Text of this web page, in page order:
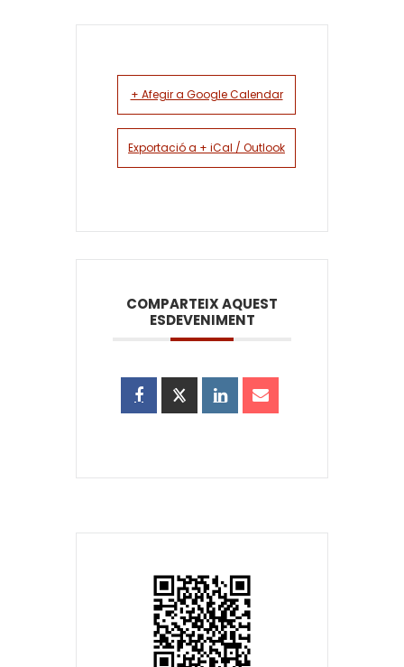
+ Afegir a Google Calendar
Exportació a + iCal / Outlook
COMPARTEIX AQUEST
ESDEVENIMENT